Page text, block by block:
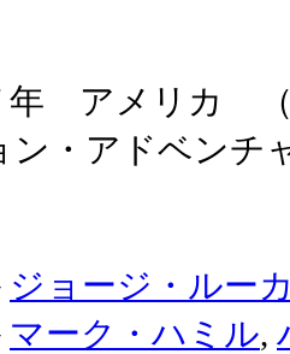
年 アメリカ （
ン・アドベンチ
ジョージ・ルー
マーク・ハミル,